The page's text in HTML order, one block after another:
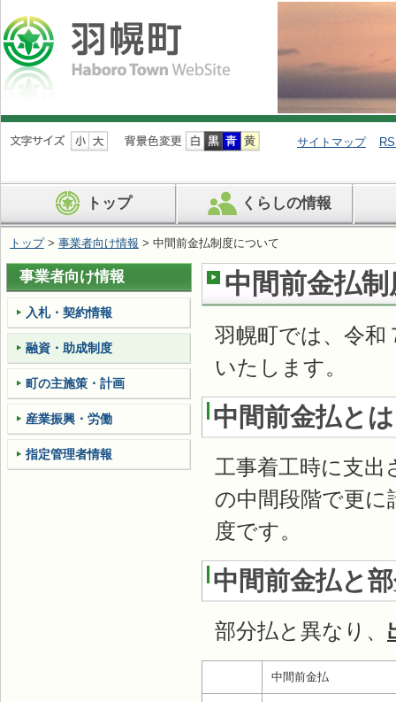
ナ
ビ
ン
を
ば
す
サイトマップ
トップ くらしの情報
トップ> 事業者向け情報 > 中間前金払制度について
中間前金払
羽幌町では、令和
いたします。
中間前金払とは
工事着工時に支出
の中間段階で更に
度です。
中間前金払と
部分払と異なり、
中間前金払
事業者向け情報
入札・契約情報
融資・助成制度
町の主施策・計画
産業振興・労働
指定管理者情報